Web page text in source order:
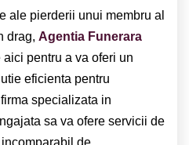
ale pierderii unui membru al
drag, Agentia Funerara
aici pentru a va oferi un
eficienta pentru
specializata in
sa va ofere servicii de
de